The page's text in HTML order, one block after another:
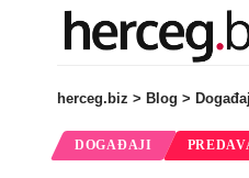
herceg.biz > Blog >
DOGAĐAJI